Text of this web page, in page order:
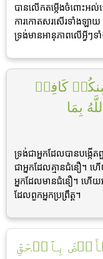
បានលើកតម្កើងចំពោះអ
ការកោតសរសើរទាំងឡា
ទ្រង់មានអានុភាពលើអ្វីៗ
كَافِرٞ
بِمَا
ទ្រង់ជាអ្នកដែលបានបង្កើ
ជាអ្នកដែលគ្មានជំនឿ។
អ្នកដែលមានជំនឿ។ ហើ
ដែលពួកអ្នកប្រព្រឹត្ដ។
بِٱلۡحَقِّ